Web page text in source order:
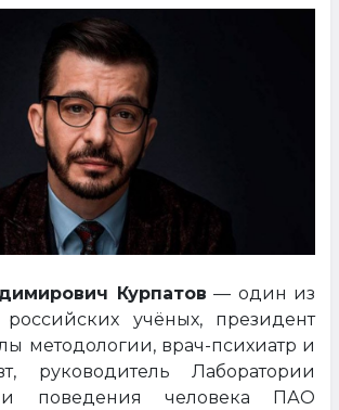
Курпатов — один из
учёных, президент
методологии, врач-психиатр и
руководитель Лаборатории
и поведения человека ПАО